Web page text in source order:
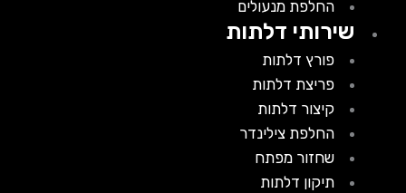
החלפת מנעולים
שירותי דלתות
פורץ דלתות
פריצת דלתות
קיצור דלתות
החלפת צילינדר
שחזור מפתח
תיקון דלתות